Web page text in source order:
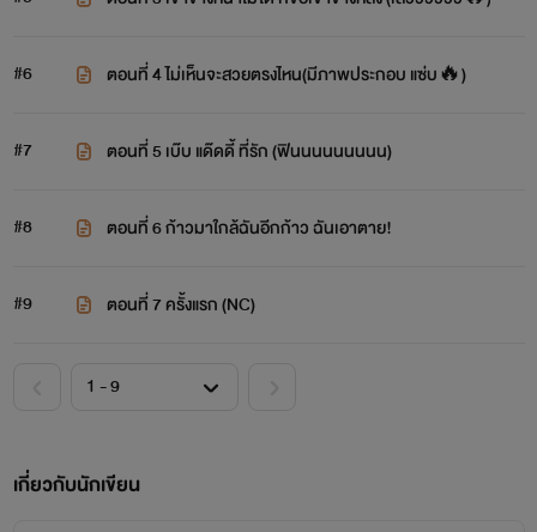
#6 ตอนที่ 4 ไม่เห็นจะสวยตรงไหน(มีภาพประกอบ แซ่บ🔥)
#7 ตอนที่ 5 เบ๊บ แด๊ดดี้ ที่รัก (ฟินนนนนนนนน)
#8 ตอนที่ 6 ก้าวมาใกล้ฉันอีกก้าว ฉันเอาตาย!
#9 ตอนที่ 7 ครั้งแรก (NC)
เกี่ยวกับนักเขียน